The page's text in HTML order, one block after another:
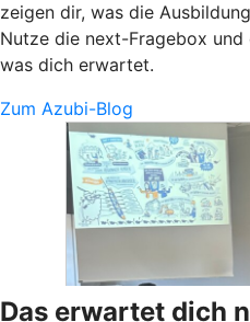
zeigen dir, was die
Nutze die next-Fragebox
was dich erwartet.
Zum Azubi-Blog
Das erwartet dich